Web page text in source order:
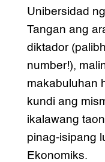
Unibersidad
Tangan ang
diktador
number!),
makabuluhan
kundi ang
ikalawang
pinag-isipang
Ekonomiks.